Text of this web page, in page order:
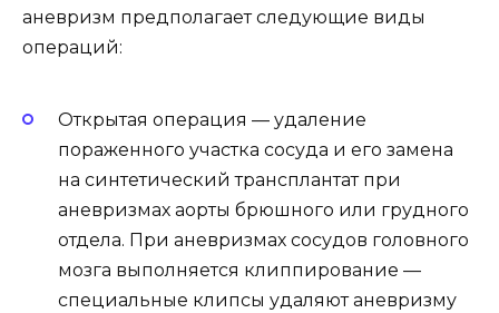
аневризм предполагает следующие виды
операций:
Открытая операция — удаление
пораженного участка сосуда и его замена
на синтетический трансплантат при
аневризмах аорты брюшного или грудного
отдела. При аневризмах сосудов головного
мозга выполняется клиппирование —
специальные клипсы удаляют аневризму